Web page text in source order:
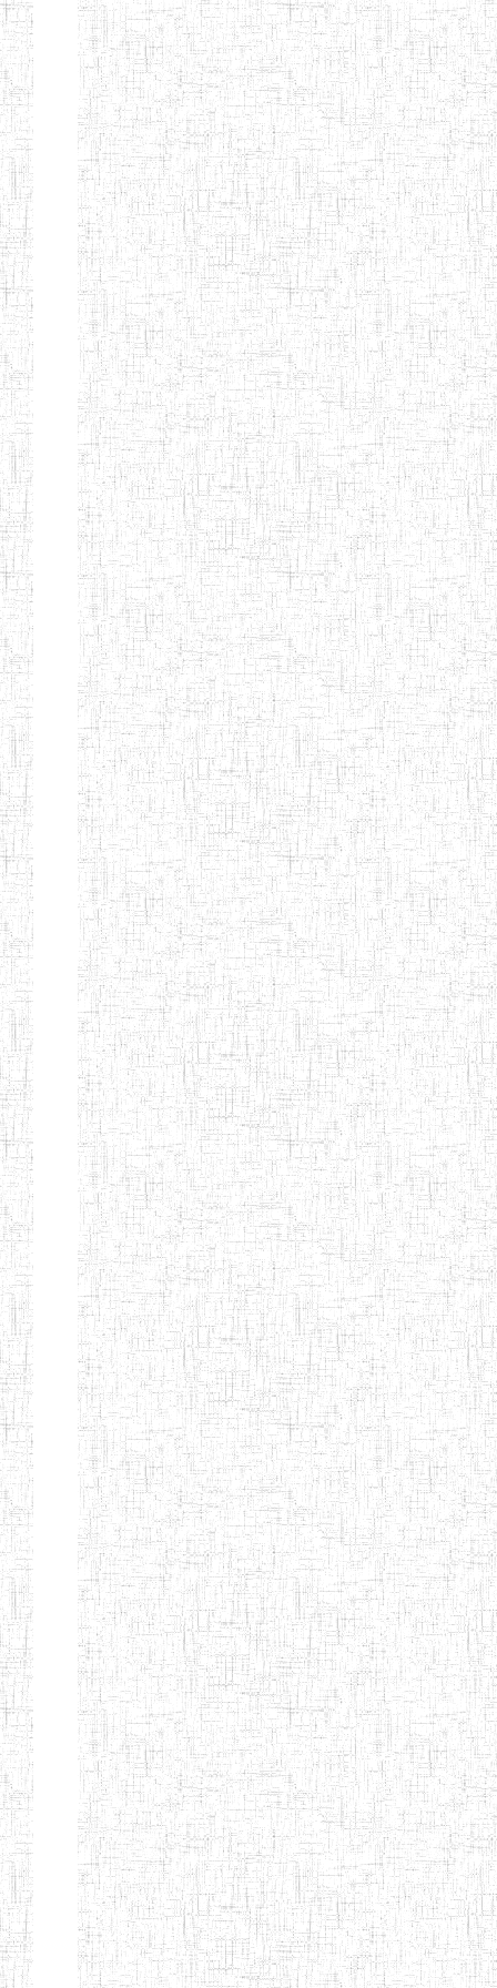
TTC TATUM
ST PIUS X
TECHNICAL
TEACHER
TRAINING
COLLEGE
TATUM
01/08/2000 ENIET
NIGHTINGALE
TEACHER
TRAINING
COLLEGE
20/08/2013 ENIEG
CHRIST THE
KING TEACHER
TRAINING
COLLEGE
04/08/2010 ENIEG
ITCIG SENTTI 14/02/2007 ENIEG
CAMEROON
INCLUSIVE
SPECIAL
EDUCATION
TEACHERS'
TRAINING AND
EMPOWERMENT
PROGRAMME
(CISETTEP)
27/08/2015 ENIEG
ALBERT
TEACHERS'
TRAINING
INSTITUTE
CAMEROUN
(A.T.T.I.C)
27/08/2015 ENIEG
NACHO
TECHNICAL
TEACHER
TRAINING
INSTITUTE
12/08/2010 ENIET
SAINT
ANDREW'S BTTC
28/12/2007 ENIEG
MODEL
INCLUSIVE
BILINGUAL
TEACHER
TRAINING
INSTITUTE
08/09/2015 ENIEG
CEFED/SPED/TTI
SANTA
17/11/2008 ENIEG
PTTC MBENGWI 06/08/1990 ENIEG
FULL GOSPEL
BTTC MBENGWI
02/10/1998 ENIEG